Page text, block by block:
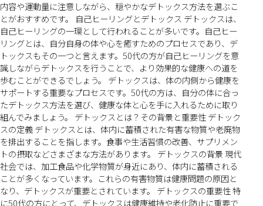
内容や運動量に注意しながら、穏やかなデトックス方法を選ぶこ
とがおすすめです。 自己ヒーリングとデトックス デトックスは、
自己ヒーリングの一環として行われることが多いです。自己ヒー
リングとは、自分自身の体や心を癒すためのプロセスであり、デ
トックスもその一つと言えます。50代の方が自己ヒーリングを意
識しながらデトックスを行うことで、より効果的な健康への道を
歩むことができるでしょう。 デトックスは、体の内側から健康を
サポートする重要なプロセスです。50代の方は、自分の体に合っ
たデトックス方法を選び、健康な体と心を手に入れるために取り
組んでみましょう。 デトックスとは？その背景と重要性 デトック
スの定義 デトックスとは、体内に蓄積された有害な物質や老廃物
を排出することを指します。食事や生活習慣の改善、サプリメン
トの摂取などさまざまな方法があります。 デトックスの背景 現代
社会では、加工食品や化学物質が身近にあり、体内に蓄積される
ことが多くなっています。これらの有害物質は健康問題の原因と
なり、デトックスが重要とされています。 デトックスの重要性 特
に50代の方にとって、デトックスは健康維持や老化防止に重要で